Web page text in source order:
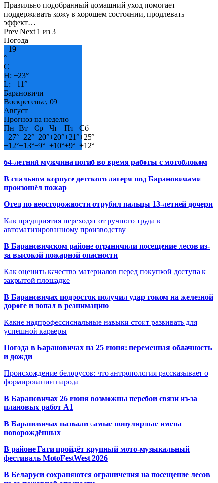
Правильно подобранный домашний уход помогает
поддерживать кожу в хорошем состоянии, продлевать
эффект…
Prev Next 1 из 3
Погода
+19
°
C
H: +23°
L: +11°
Барановичи
Воскресенье, 09
Август
Прогноз на неделю
Пн
Вт Ср Чт Пт
Сб
+27°+22°+20°+20°+21°+25°
+12°+13°+9° +10°+9° +12°
64-летний мужчина погиб во время работы с мотоблоком
В спальном корпусе детского лагеря под Барановичами
произошёл пожар
Отец по неосторожности отрубил пальцы 13-летней дочери
Как предприятия переходят от ручного труда к
автоматизированному производству
В Барановичском районе ограничили посещение лесов из-
за высокой пожарной опасности
Как оценить качество материалов перед покупкой доступа к
закрытой площадке
В Барановичах подросток получил удар током на железной
дороге и попал в реанимацию
Какие надпрофессиональные навыки стоит развивать для
успешной карьеры
Погода в Барановичах на 25 июня: переменная облачность
и дожди
Происхождение белорусов: что антропология рассказывает о
формировании народа
В Барановичах 26 июня возможны перебои связи из-за
плановых работ A1
В Барановичах назвали самые популярные имена
новорождённых
В районе Гати пройдёт крупный мото-музыкальный
фестиваль MotoFestWest 2026
В Беларуси сохраняются ограничения на посещение лесов